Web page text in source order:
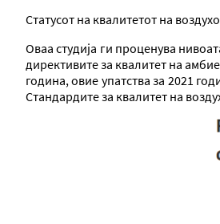
Статусот на квалитетот на
Оваа студија ги проценува
директивите за квалитет на
година, овие упатства за 2021
Стандардите за квалитет на